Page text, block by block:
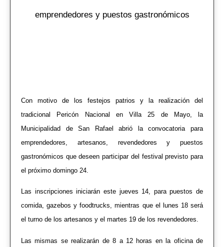
emprendedores y puestos gastronómicos
Con motivo de los festejos patrios y la realización del
tradicional Pericón Nacional en Villa 25 de Mayo, la
Municipalidad de San Rafael abrió la convocatoria para
emprendedores, artesanos, revendedores y puestos
gastronómicos que deseen participar del festival previsto para
el próximo domingo 24.
Las inscripciones iniciarán este jueves 14, para puestos de
comida, gazebos y foodtrucks, mientras que el lunes 18 será
el turno de los artesanos y el martes 19 de los revendedores.
Las mismas se realizarán de 8 a 12 horas en la oficina de